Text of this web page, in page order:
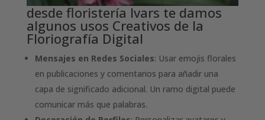
desde floristería Ivars te damos
algunos usos Creativos de la
Floriografía Digital
Mensajes en Redes Sociales: Usar emojis florales
en publicaciones y comentarios para añadir una
capa de significado adicional. Un ramo digital puede
comunicar más que palabras.